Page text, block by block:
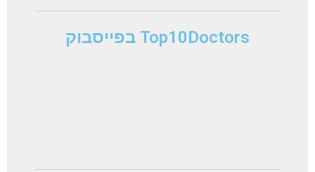
Top10Doctors בפייסבוק